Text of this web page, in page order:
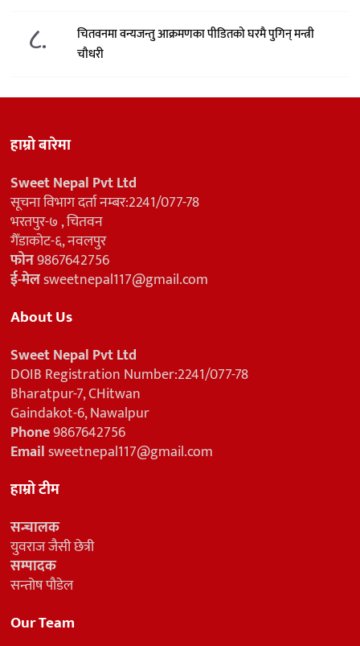
८.
चितवनमा वन्यजन्तु आक्रमणका पीडितको घरमै पुगिन् मन्त्री
चौधरी
हाम्रो बारेमा
Sweet Nepal Pvt Ltd
सूचना विभाग दर्ता नम्बर:2241/077-78
भरतपुर-७ , चितवन
गैँडाकोट-६, नवलपुर
फोन9867642756
ई-मेलsweetnepal117@gmail.com
About Us
Sweet Nepal Pvt Ltd
DOIB Registration Number:2241/077-78
Bharatpur-7, CHitwan
Gaindakot-6, Nawalpur
Phone9867642756
Emailsweetnepal117@gmail.com
हाम्रो टीम
सन्चालक
युवराज जैसी छेत्री
सम्पादक
सन्तोष पौडेल
Our Team